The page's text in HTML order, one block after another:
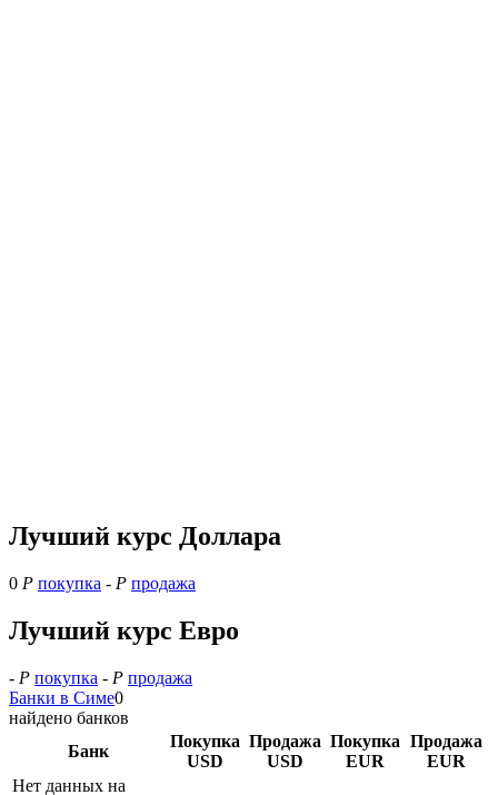
Лучший курс Доллара
0 Р покупка - Р продажа
Лучший курс Евро
- Р покупка - Р продажа
Банки в Симе0
найдено банков
Банк
Покупка
USD
Продажа
USD
Покупка
EUR
Продажа
EUR
Нет данных на